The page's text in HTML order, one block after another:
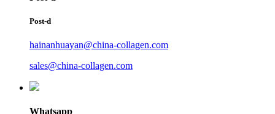
Post-d
hainanhuayan@china-collagen.com
sales@china-collagen.com
Whatsapp